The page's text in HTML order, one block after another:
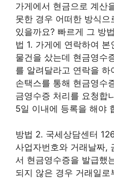
가게에서 현금으로 계산
못한 경우 어떠한 방식
있을까요? 빠르게 그 방
법 1. 가게에 연락하여
물건을 샀는데 현금영수
를 알려달라고 연락을
손택스를 통해 현금영수
금영수증 처리를 요청합
5일 이내에 등록을 해야
방법 2. 국세상담센터
사업자번호와 거래날짜,
서 현금영수증을 발급했
되지 않은 경우 거래일